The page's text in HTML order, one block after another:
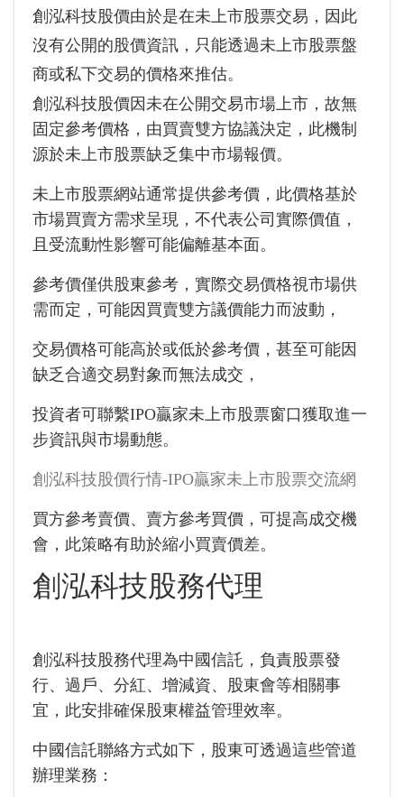
創泓科技股價由於是在未上市股票交易，因此
沒有公開的股價資訊，只能透過未上市股票盤
商或私下交易的價格來推估。
創泓科技股價因未在公開交易市場上市，故無
固定參考價格，由買賣雙方協議決定，此機制
源於未上市股票缺乏集中市場報價。
未上市股票網站通常提供參考價，此價格基於
市場買賣方需求呈現，不代表公司實際價值，
且受流動性影響可能偏離基本面。
參考價僅供股東參考，實際交易價格視市場供
需而定，可能因買賣雙方議價能力而波動，
交易價格可能高於或低於參考價，甚至可能因
缺乏合適交易對象而無法成交，
投資者可聯繫IPO贏家未上市股票窗口獲取進一
步資訊與市場動態。
創泓科技股價行情-IPO贏家未上市股票交流網
買方參考賣價、賣方參考買價，可提高成交機
會，此策略有助於縮小買賣價差。
創泓科技股務代理
創泓科技股務代理為中國信託，負責股票發
行、過戶、分紅、增減資、股東會等相關事
宜，此安排確保股東權益管理效率。
中國信託聯絡方式如下，股東可透過這些管道
辦理業務：